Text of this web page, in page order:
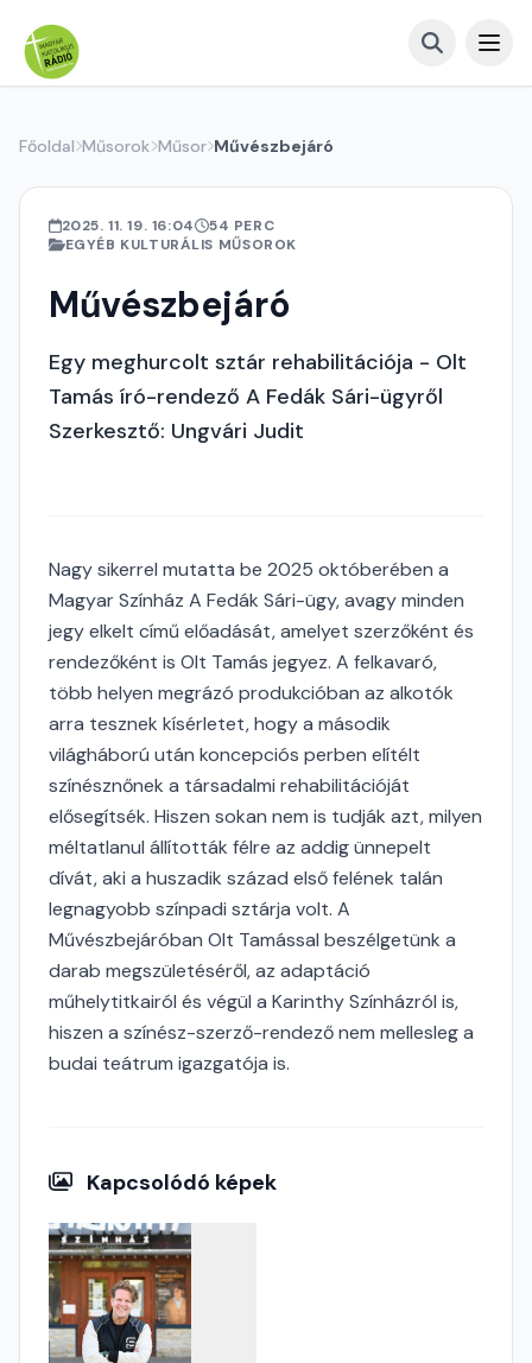
Főoldal Műsorok Műsor Művészbejáró
2025. 11. 19. 16:04
54 PERC
EGYÉB KULTURÁLIS MŰSOROK
Művészbejáró
Egy meghurcolt sztár rehabilitációja - Olt
Tamás író-rendező A Fedák Sári-ügyről
Szerkesztő: Ungvári Judit
Nagy sikerrel mutatta be 2025 októberében a
Magyar Színház A Fedák Sári-ügy, avagy minden
jegy elkelt című előadását, amelyet szerzőként és
rendezőként is Olt Tamás jegyez. A felkavaró,
több helyen megrázó produkcióban az alkotók
arra tesznek kísérletet, hogy a második
világháború után koncepciós perben elítélt
színésznőnek a társadalmi rehabilitációját
elősegítsék. Hiszen sokan nem is tudják azt, milyen
méltatlanul állították félre az addig ünnepelt
dívát, aki a huszadik század első felének talán
legnagyobb színpadi sztárja volt. A
Művészbejáróban Olt Tamással beszélgetünk a
darab megszületéséről, az adaptáció
műhelytitkairól és végül a Karinthy Színházról is,
hiszen a színész-szerző-rendező nem mellesleg a
budai teátrum igazgatója is.
Kapcsolódó képek